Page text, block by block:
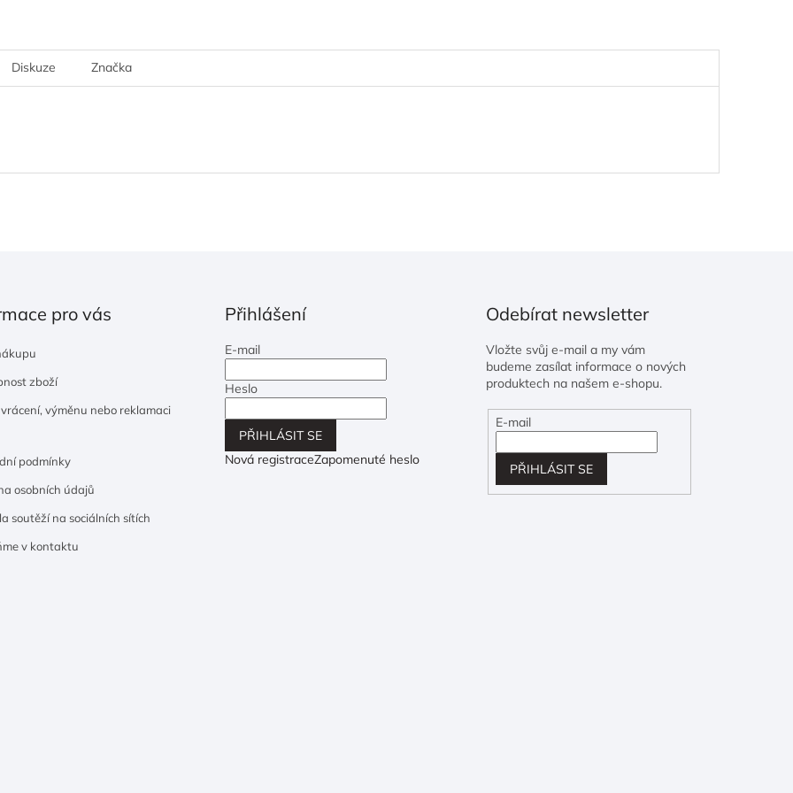
Diskuze Značka
pro vás
zboží
vrácení, výměnu nebo reklamaci
podmínky
osobních údajů
soutěží na sociálních sítích
v kontaktu
Přihlášení
E-mail
Heslo
PŘIHLÁSIT SE
Nová registraceZapomenuté heslo
Odebírat newsletter
Vložte svůj e-mail a my vám
budeme zasílat informace o nových
produktech na našem e-shopu.
E-mail
PŘIHLÁSIT SE